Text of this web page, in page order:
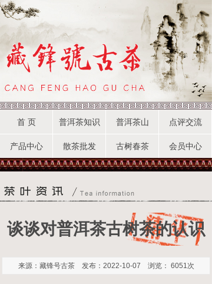
首 页 普洱茶知识 普洱茶山 点评交流
产品中心 散茶批发 古树春茶 会员中心
谈谈对普洱茶古树茶的认识
来源：藏锋号古茶 发布：2022-10-07 浏览： 6051次